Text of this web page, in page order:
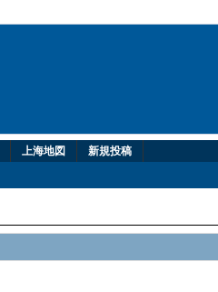
上海地図 新規投稿